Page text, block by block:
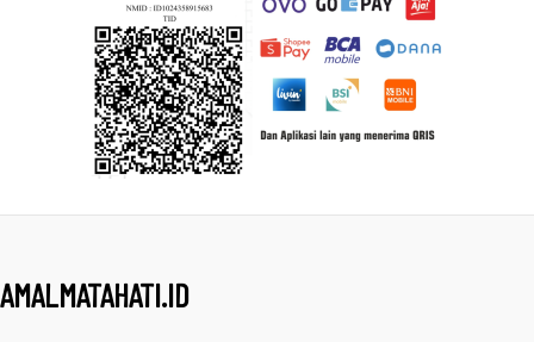
AMALMATAHATI.ID